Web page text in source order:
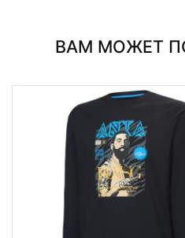
ВАМ МОЖЕТ